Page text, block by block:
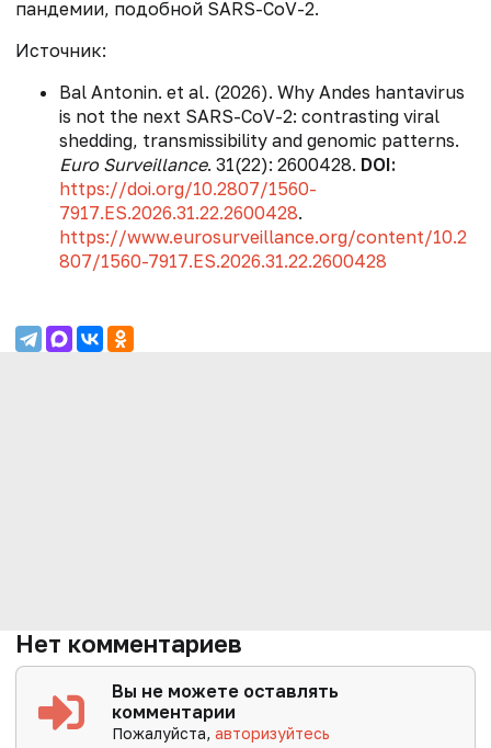
пандемии, подобной SARS-CoV-2.
Источник:
Bal Antonin. et al. (2026). Why Andes hantavirus
is not the next SARS-CoV-2: contrasting viral
shedding, transmissibility and genomic patterns.
Euro Surveillance. 31(22): 2600428. DOI:
https://doi.org/10.2807/1560-
7917.ES.2026.31.22.2600428.
https://www.eurosurveillance.org/content/10.2
807/1560-7917.ES.2026.31.22.2600428
Нет комментариев
Вы не можете оставлять
комментарии
Пожалуйста,авторизуйтесь